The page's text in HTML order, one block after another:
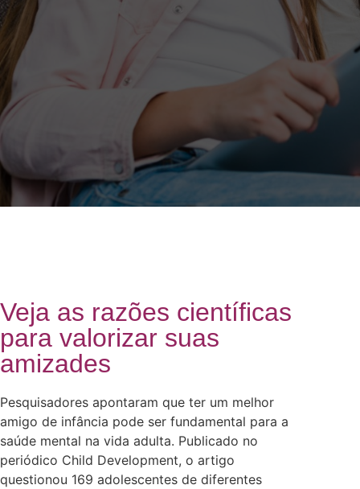
Veja as razões científicas
para valorizar suas
amizades
Pesquisadores apontaram que ter um melhor
amigo de infância pode ser fundamental para a
saúde mental na vida adulta. Publicado no
periódico Child Development, o artigo
questionou 169 adolescentes de diferentes